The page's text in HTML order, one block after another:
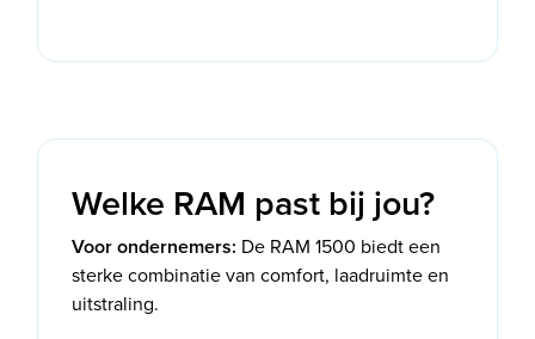
Welke RAM past bij jou?
Voor ondernemers: De RAM 1500 biedt een
sterke combinatie van comfort, laadruimte en
uitstraling.